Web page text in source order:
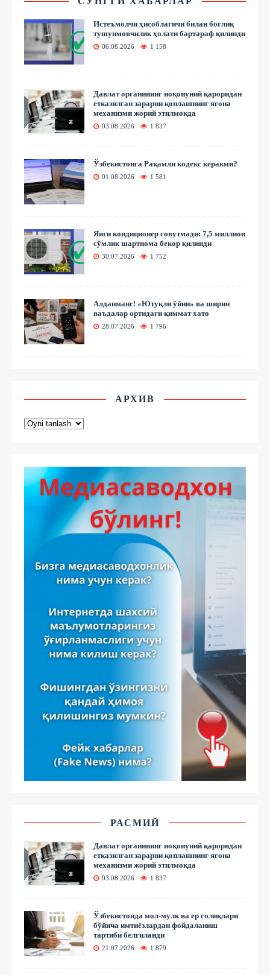
Истеъмолчи ҳисоблагичи билан боғлиқ
тушунмовчилик ҳолати бартараф қилинди
06.08.2026 1 158
Давлат органининг ноқонуний қароридан
етказилган зарарни қоплашнинг ягона
механизми жорий этилмоқда
03.08.2026 1 837
Ўзбекистонга Рақамли кодекс керакми?
01.08.2026 1 581
Янги кондиционер совутмади: 7,5 миллион
сўмлик шартнома бекор қилинди
30.07.2026 1 752
Алданманг! «Ютуқли ўйин» ва ширин
ваъдалар ортидаги қиммат хато
28.07.2026 1 796
АРХИВ
РАСМИЙ
Давлат органининг ноқонуний қароридан
етказилган зарарни қоплашнинг ягона
механизми жорий этилмоқда
03.08.2026 1 837
Ўзбекистонда мол-мулк ва ер солиқлари
бўйича имтиёзлардан фойдаланиш
тартиби белгиланди
21.07.2026 1 879